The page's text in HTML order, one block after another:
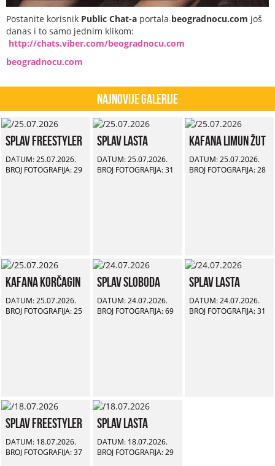
Postanite korisnik Public Chat-a portala beogradnocu.com još
danas i to samo jednim klikom:
http://chats.viber.com/beogradnocu.com
beogradnocu.com
Najnovije Galerije
Splav Freestyler
DATUM: 25.07.2026.
BROJ FOTOGRAFIJA: 29
Splav Lasta
DATUM: 25.07.2026.
BROJ FOTOGRAFIJA: 31
Kafana Limun Žut
DATUM: 25.07.2026.
BROJ FOTOGRAFIJA: 28
Kafana Korčagin
DATUM: 25.07.2026.
BROJ FOTOGRAFIJA: 25
Splav Sloboda
DATUM: 24.07.2026.
BROJ FOTOGRAFIJA: 69
Splav Lasta
DATUM: 24.07.2026.
BROJ FOTOGRAFIJA: 31
Splav Freestyler
DATUM: 18.07.2026.
BROJ FOTOGRAFIJA: 37
Splav Lasta
DATUM: 18.07.2026.
BROJ FOTOGRAFIJA: 29